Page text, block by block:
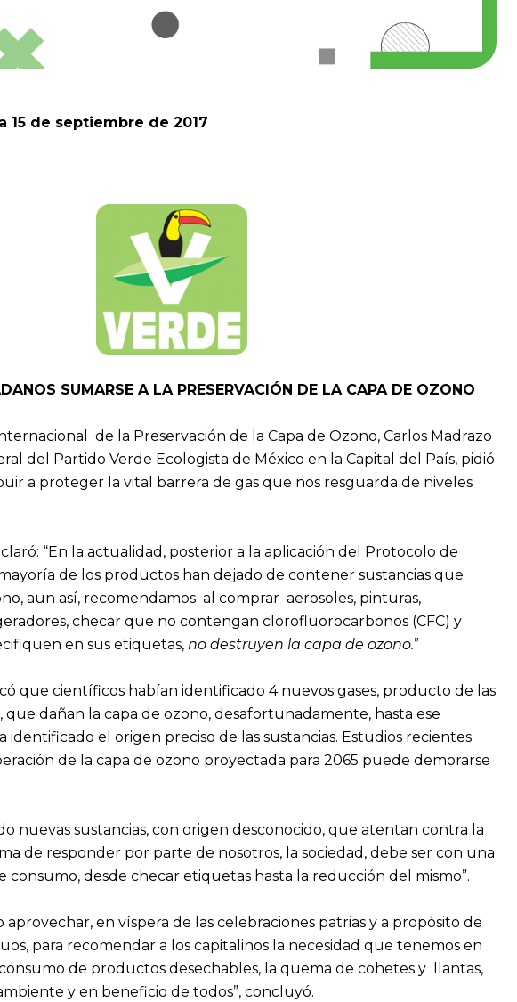
15 de septiembre de 2017
SUMARSE A LA PRESERVACIÓN DE LA CAPA DE OZONO
de la Preservación de la Capa de Ozono, Carlos Madrazo
del Partido Verde Ecologista de México en la Capital del País, pidió
a proteger la vital barrera de gas que nos resguarda de niveles
“En la actualidad, posterior a la aplicación del Protocolo de
de los productos han dejado de contener sustancias que
aun así, recomendamos al comprar aerosoles, pinturas,
checar que no contengan clorofluorocarbonos (CFC) y
en sus etiquetas, no destruyen la capa de ozono.”
que científicos habían identificado 4 nuevos gases, producto de las
que dañan la capa de ozono, desafortunadamente, hasta ese
identificado el origen preciso de las sustancias. Estudios recientes
de la capa de ozono proyectada para 2065 puede demorarse
nuevas sustancias, con origen desconocido, que atentan contra la
de responder por parte de nosotros, la sociedad, debe ser con una
consumo, desde checar etiquetas hasta la reducción del mismo”.
aprovechar, en víspera de las celebraciones patrias y a propósito de
para recomendar a los capitalinos la necesidad que tenemos en
de productos desechables, la quema de cohetes y llantas,
y en beneficio de todos”, concluyó.